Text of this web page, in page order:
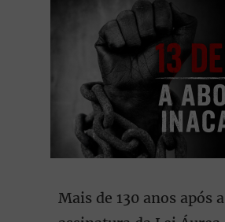
Mais de 130 anos após a